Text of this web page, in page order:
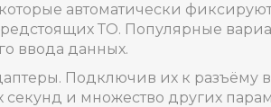
автоматически
ТО. Популярные
ввода данных.
Подключив их к разъёму
и множество других